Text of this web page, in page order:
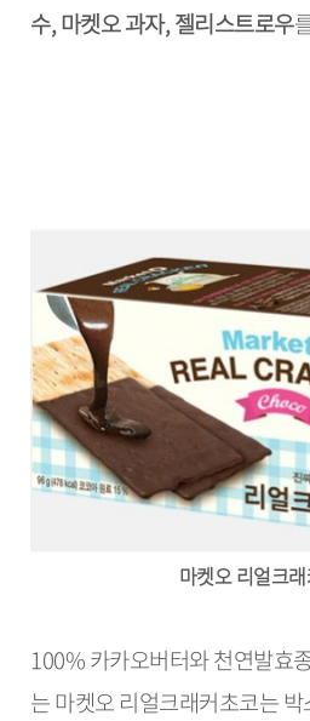
수, 마켓오 과자, 젤리스트로우
마켓오 리얼크
100% 카카오버터와 천연발효
는 마켓오 리얼크래커초코는